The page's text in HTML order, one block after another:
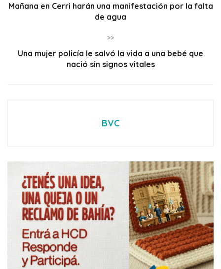
Mañana en Cerri harán una manifestación por la falta
de agua
>>
Una mujer policía le salvó la vida a una bebé que
nació sin signos vitales
BVC